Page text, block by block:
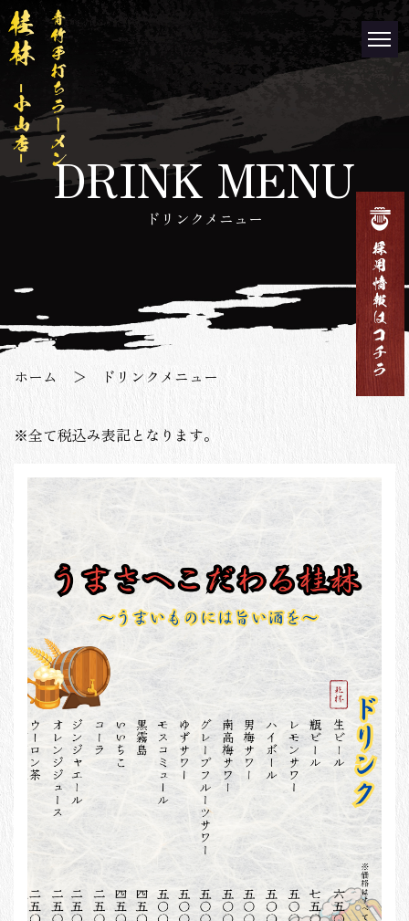
DRINK MENU
ドリンクメニュー
ホーム ＞ ドリンクメニュー
※全て税込み表記となります。